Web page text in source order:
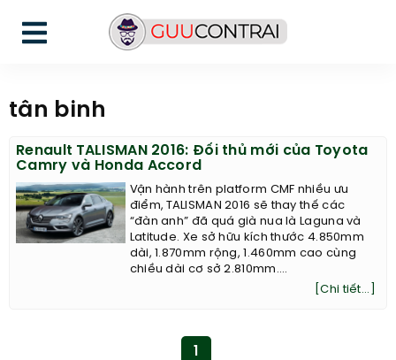
tân binh
Renault TALISMAN 2016: Đối thủ mới của Toyota
Camry và Honda Accord
Vận hành trên platform CMF nhiều ưu
điểm, TALISMAN 2016 sẽ thay thế các
“đàn anh” đã quá già nua là Laguna và
Latitude. Xe sở hữu kích thước 4.850mm
dài, 1.870mm rộng, 1.460mm cao cùng
chiều dài cơ sở 2.810mm....
[Chi tiết...]